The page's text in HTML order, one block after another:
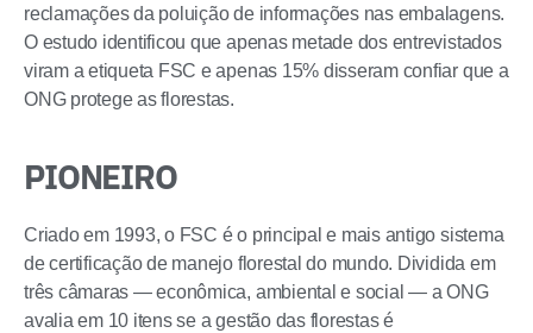
reclamações da poluição de informações nas embalagens.
O estudo identificou que apenas metade dos entrevistados
viram a etiqueta FSC e apenas 15% disseram confiar que a
ONG protege as florestas.
PIONEIRO
Criado em 1993, o FSC é o principal e mais antigo sistema
de certificação de manejo florestal do mundo. Dividida em
três câmaras — econômica, ambiental e social — a ONG
avalia em 10 itens se a gestão das florestas é